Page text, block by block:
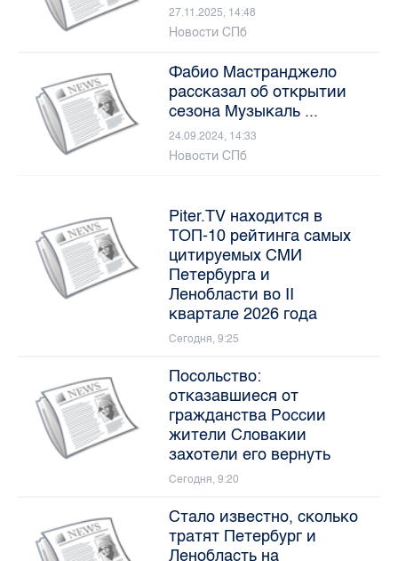
27.11.2025, 14:48
Новости СПб
Фабио Мастранджело
рассказал об открытии
сезона Музыкаль ...
24.09.2024, 14:33
Новости СПб
Piter.TV находится в
ТОП-10 рейтинга самых
цитируемых СМИ
Петербурга и
Ленобласти во II
квартале 2026 года
Сегодня, 9:25
Посольство:
отказавшиеся от
гражданства России
жители Словакии
захотели его вернуть
Сегодня, 9:20
Стало известно, сколько
тратят Петербург и
Ленобласть на